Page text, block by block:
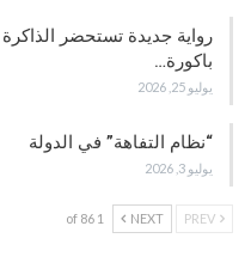
رواية جديدة تستحضر الذاكرة
باكورة…
يوليو 25, 2026
“نظام التفاهة” في الدولة
يوليو 3, 2026
NEXT
1 of 86